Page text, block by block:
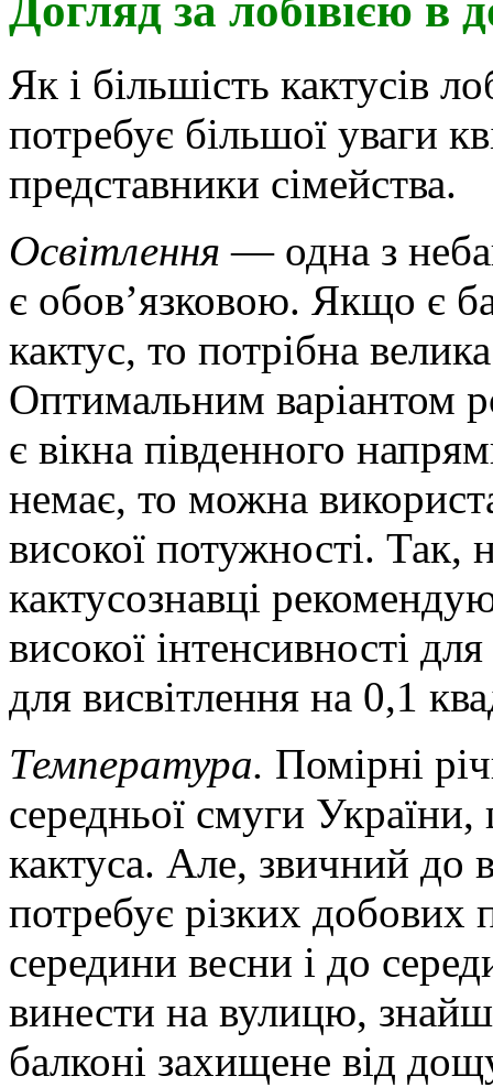
Догляд за лобівією в
Як і більшість кактусів
потребує більшої уваги
представники сімейства.
Освітлення — одна з
є обов’язковою. Якщо є
кактус, то потрібна
Оптимальним варіантом
є вікна південного
немає, то можна
високої потужності. Так,
кактусознавці
високої інтенсивності
для висвітлення на 0,1
Температура. Помірні
середньої смуги
кактуса. Але, звичний до
потребує різких добових
середини весни і до
винести на вулицю,
балконі захищене від